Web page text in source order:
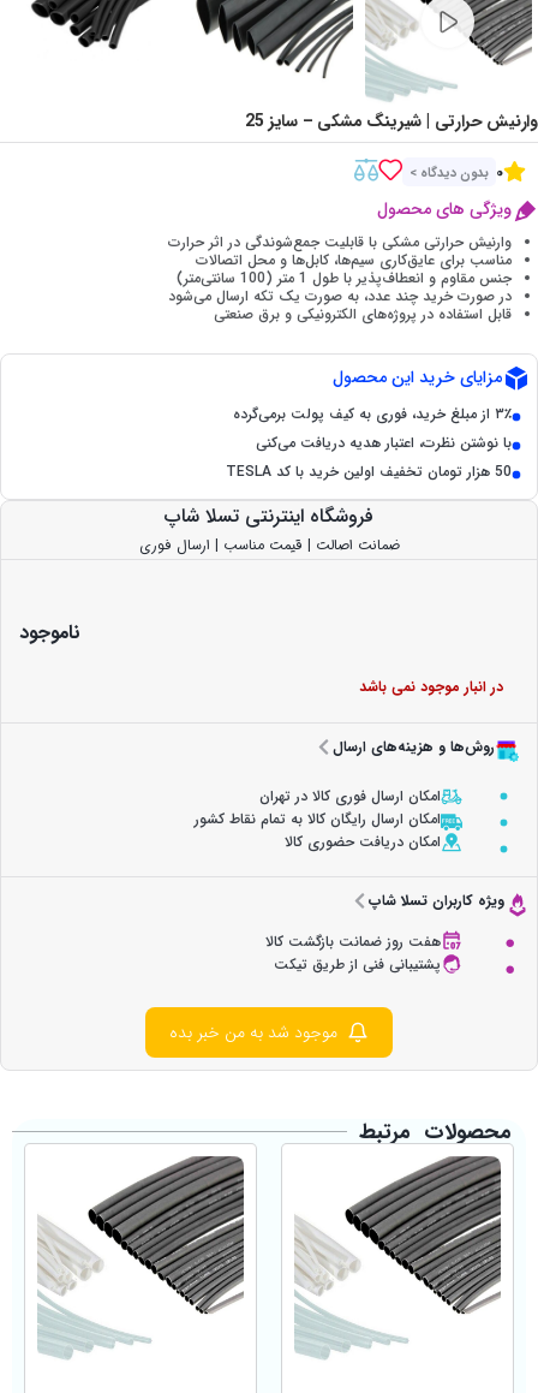
وارنیش حرارتی | شیرینگ مشکی – سایز 25
0 بدون دیدگاه >
ویژگی های محصول
وارنیش حرارتی مشکی با قابلیت جمع‌شوندگی در اثر حرارت
مناسب برای عایق‌کاری سیم‌ها، کابل‌ها و محل اتصالات
جنس مقاوم و انعطاف‌پذیر با طول 1 متر (100 سانتی‌متر)
در صورت خرید چند عدد، به صورت یک تکه ارسال می‌شود
قابل استفاده در پروژه‌های الکترونیکی و برق صنعتی
مزایای خرید این محصول
۳٪ از مبلغ خرید، فوری به کیف پولت برمی‌گرده
با نوشتن نظرت، اعتبار هدیه دریافت می‌کنی
50 هزار تومان تخفیف اولین خرید با کد TESLA
فروشگاه اینترنتی تسلا شاپ
ضمانت اصالت | قیمت مناسب | ارسال فوری
ناموجود
در انبار موجود نمی باشد
روش‌ها و هزینه‌های ارسال
امکان ارسال فوری کالا در تهران
امکان ارسال رایگان کالا به تمام نقاط کشور
امکان دریافت حضوری کالا
ویژه کاربران تسلا شاپ
هفت روز ضمانت بازگشت کالا
پشتیبانی فنی از طریق تیکت
موجود شد به من خبر بده
محصولات مرتبط